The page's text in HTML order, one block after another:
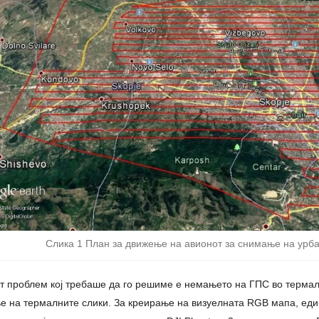
Слика 1 План за движење на авионот за снимање на
проблем кој требаше да го решиме е немањето на ГПС во
на термалните слики. За креирање на визуелната RGB мапа,